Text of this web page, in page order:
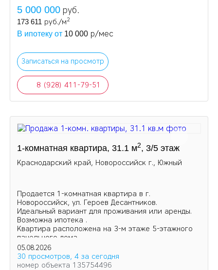
5 000 000 руб.
173 611 руб./м2
В ипотеку от 10 000 р/мес
Записаться на просмотр
8 (928) 411-79-51
1-комнатная квартира, 31.1 м2, 3/5 этаж
Краснодарский край, Новороссийск г., Южный
Продается 1‑комнатная квартира в г.
Новороссийск, ул. Героев Десантников.
Идеальный вариант для проживания или аренды.
Возможна ипотека .
Квартира расположена на 3-м этаже 5-этажного
панельного дома.
05.08.2026
30 просмотров, 4 за сегодня
номер объекта 135754496